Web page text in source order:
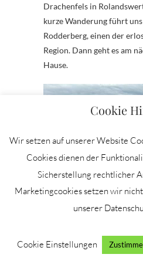
Drachenfels in
kurze Wanderung führt
Rodderberg, einen der
Region. Dann geht es am
Hause.
Cookie
Wir setzen auf unserer Website
Cookies dienen der
Sicherstellung rechtlicher
Marketingcookies setzen wir
unserer
Cookie Einstellungen